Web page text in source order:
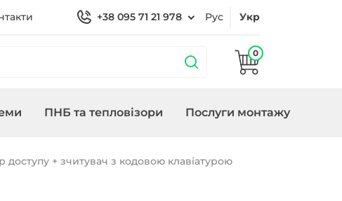
+38 095 71 21 978 Рус Укр
0
Lock
ПНБ та тепловізори Послуги монтажу
доступу + зчитувач з кодовою клавіатурою